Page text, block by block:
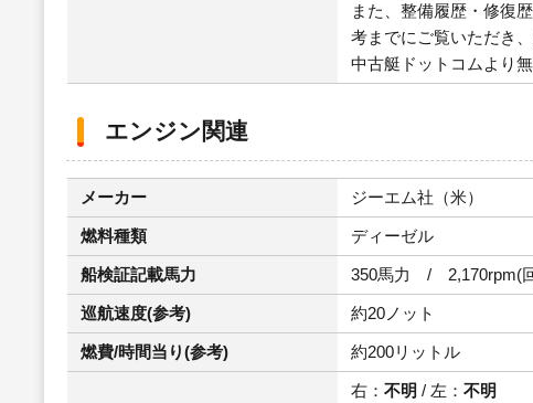
また、整備履歴・修復
考までにご覧いただき
中古艇ドットコムより
エンジン関連
メーカー ジーエム社（米）
燃料種類 ディーゼル
船検証記載馬力 350馬力 / 2,170rpm(
巡航速度(参考) 約20ノット
燃費/時間当り(参考) 約200リットル
右： 不明 / 左： 不明